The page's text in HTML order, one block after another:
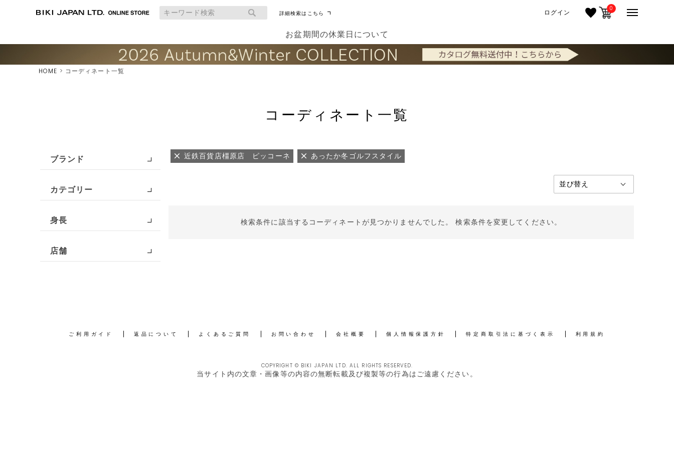
詳細検索はこちら ログイン 0
お盆期間の休業日について
HOME コーディネート一覧
コーディネート一覧
ブランド
カテゴリー
身長
店舗
近鉄百貨店橿原店 ピッコーネ あったか冬ゴルフスタイル
検索条件に該当するコーディネートが見つかりませんでした。 検索条件を変更してください。
ご利用ガイド 返品について よくあるご質問 お問い合わせ 会社概要 個人情報保護方針 特定商取引法に基づく表示 利用規約
COPYRIGHT © BIKI JAPAN LTD. ALL RIGHTS RESERVED.
当サイト内の文章・画像等の内容の無断転載及び複製等の行為はご遠慮ください。